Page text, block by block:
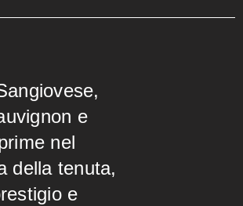
e
nel
della tenuta,
e